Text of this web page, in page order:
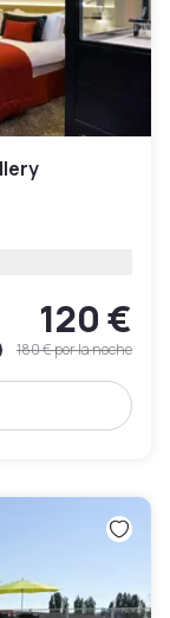
120 €
180 €por la noche